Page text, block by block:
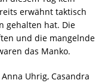
erwähnt taktisch
gehalten hat. Die
und die mangelnde
das Manko.
Uhrig, Casandra